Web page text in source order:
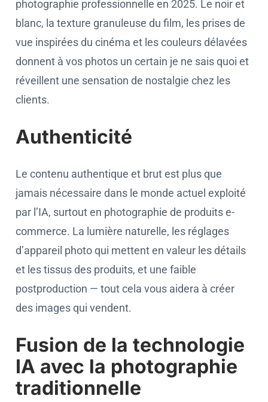
photographie professionnelle en 2025. Le noir et
blanc, la texture granuleuse du film, les prises de
vue inspirées du cinéma et les couleurs délavées
donnent à vos photos un certain je ne sais quoi et
réveillent une sensation de nostalgie chez les
clients.
Authenticité
Le contenu authentique et brut est plus que
jamais nécessaire dans le monde actuel exploité
par l’IA, surtout en photographie de produits e-
commerce. La lumière naturelle, les réglages
d’appareil photo qui mettent en valeur les détails
et les tissus des produits, et une faible
postproduction — tout cela vous aidera à créer
des images qui vendent.
Fusion de la technologie
IA avec la photographie
traditionnelle